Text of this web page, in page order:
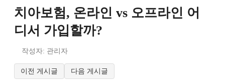
치아보험, 온라인 vs 오프라인 어
디서 가입할까?
작성자: 관리자
이전 게시글 다음 게시글